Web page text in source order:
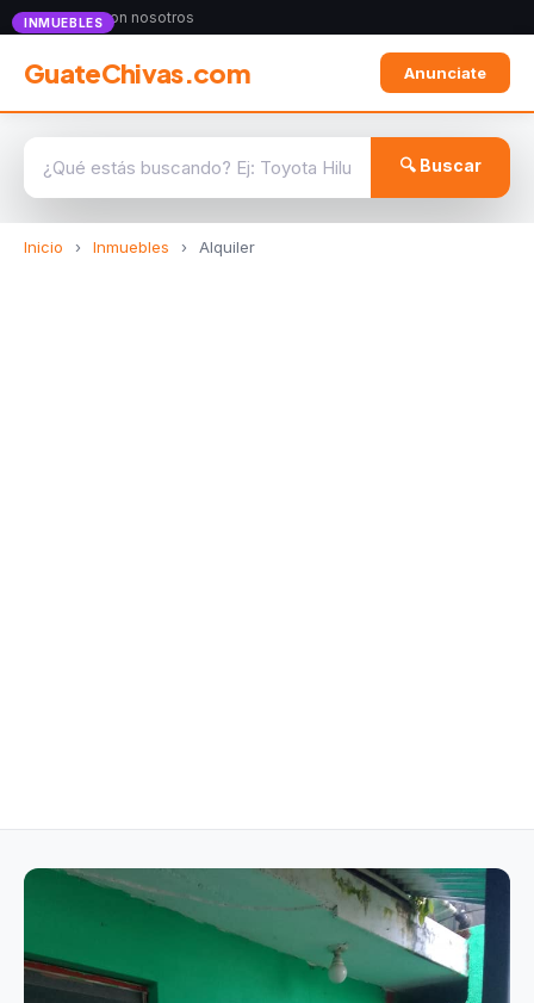
Anunciate con nosotros
GuateChivas.com Anunciate
🔍 Buscar
Inicio › Inmuebles › Alquiler
INMUEBLES